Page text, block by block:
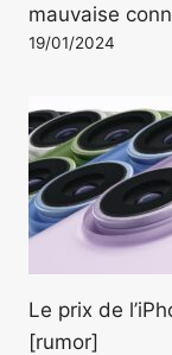
mauvaise
19/01/2024
Le prix de
[rumor]